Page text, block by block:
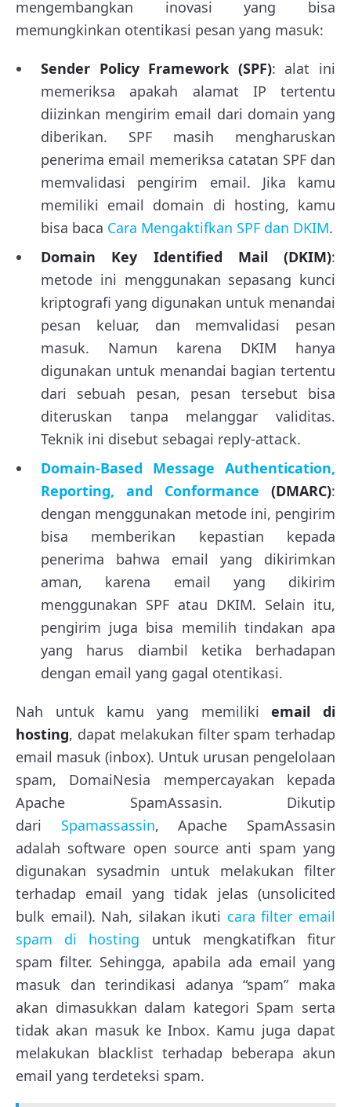
mengembangkan inovasi yang bisa
memungkinkan otentikasi pesan yang masuk:
Sender Policy Framework (SPF): alat ini
memeriksa apakah alamat IP tertentu
diizinkan mengirim email dari domain yang
diberikan. SPF masih mengharuskan
penerima email memeriksa catatan SPF dan
memvalidasi pengirim email. Jika kamu
memiliki email domain di hosting, kamu
bisa baca Cara Mengaktifkan SPF dan DKIM.
Domain Key Identified Mail (DKIM):
metode ini menggunakan sepasang kunci
kriptografi yang digunakan untuk menandai
pesan keluar, dan memvalidasi pesan
masuk. Namun karena DKIM hanya
digunakan untuk menandai bagian tertentu
dari sebuah pesan, pesan tersebut bisa
diteruskan tanpa melanggar validitas.
Teknik ini disebut sebagai reply-attack.
Domain-Based Message Authentication,
Reporting, and Conformance (DMARC):
dengan menggunakan metode ini, pengirim
bisa memberikan kepastian kepada
penerima bahwa email yang dikirimkan
aman, karena email yang dikirim
menggunakan SPF atau DKIM. Selain itu,
pengirim juga bisa memilih tindakan apa
yang harus diambil ketika berhadapan
dengan email yang gagal otentikasi.
Nah untuk kamu yang memilikiemail di
hosting, dapat melakukan filter spam terhadap
email masuk (inbox). Untuk urusan pengelolaan
spam, DomaiNesia mempercayakan kepada
Apache SpamAssasin. Dikutip
dari Spamassassin, Apache SpamAssasin
adalah software open source anti spam yang
digunakan sysadmin untuk melakukan filter
terhadap email yang tidak jelas (unsolicited
bulk email). Nah, silakan ikuti cara filter email
spam di hosting untuk mengkatifkan fitur
spam filter. Sehingga, apabila ada email yang
masuk dan terindikasi adanya “spam” maka
akan dimasukkan dalam kategori Spam serta
tidak akan masuk ke Inbox. Kamu juga dapat
melakukan blacklist terhadap beberapa akun
email yang terdeteksi spam.